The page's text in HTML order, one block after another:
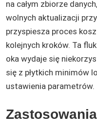
na całym zbiorze
wolnych aktualizacji
przyspiesza proces
kolejnych kroków. Ta
oka wydaje się
się z płytkich minimów
ustawienia parametrów.